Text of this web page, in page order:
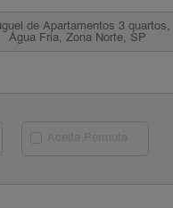
de Apartamentos 3 quartos,
Água Fria, Zona Norte, SP